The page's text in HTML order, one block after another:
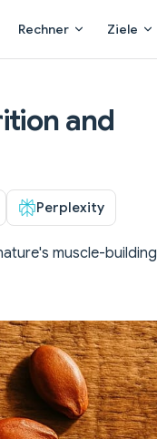
Rechner Ziele
and
Perplexity
muscle-building